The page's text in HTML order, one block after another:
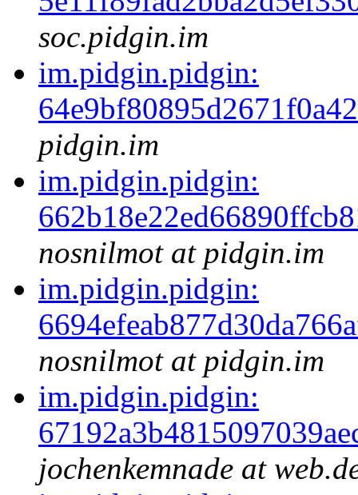
soc.pidgin.im
im.pidgin.pidgin:
pidgin.im
im.pidgin.pidgin:
nosnilmot at pidgin.im
im.pidgin.pidgin:
nosnilmot at pidgin.im
im.pidgin.pidgin:
jochenkemnade at